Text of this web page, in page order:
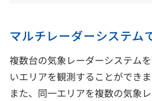
マルチレーダーシステム
複数台の気象レーダーシステム
いエリアを観測することができま
また、同一エリアを複数の気象